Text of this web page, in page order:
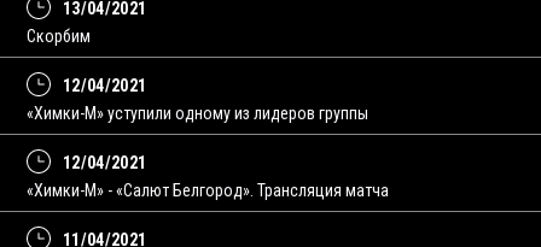
13/04/2021
Скорбим
12/04/2021
«Химки-М» уступили одному из лидеров группы
12/04/2021
«Химки-М» - «Салют Белгород». Трансляция матча
11/04/2021